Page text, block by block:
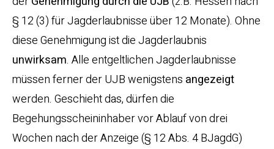
§ 12 (3) für Jagderlaubnisse über 12 Monate). Ohne
diese Genehmigung ist die Jagderlaubnis
unwirksam. Alle entgeltlichen Jagderlaubnisse
müssen ferner der UJB wenigstens angezeigt
werden. Geschieht das, dürfen die
Begehungsscheininhaber vor Ablauf von drei
Wochen nach der Anzeige (§ 12 Abs. 4 BJagdG)